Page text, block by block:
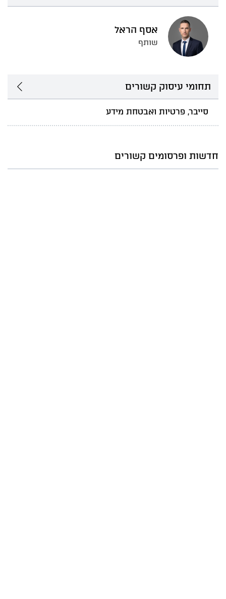
אסף הראל
שותף
תחומי עיסוק קשורים
סייבר, פרטיות ואבטחת מידע
חדשות ופרסומים קשורים